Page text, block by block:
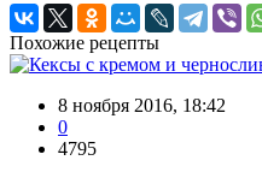
Похожие рецепты
8 ноября 2016, 18:42
0
4795